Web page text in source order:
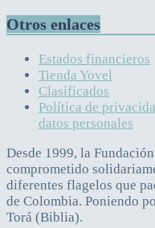
Otros enlaces
Estados financieros
Tienda Yovel
Clasificados
Política de
datos personales
Desde 1999, la
comprometido
diferentes flagelos que
de Colombia. Poniendo
Torá (Biblia).